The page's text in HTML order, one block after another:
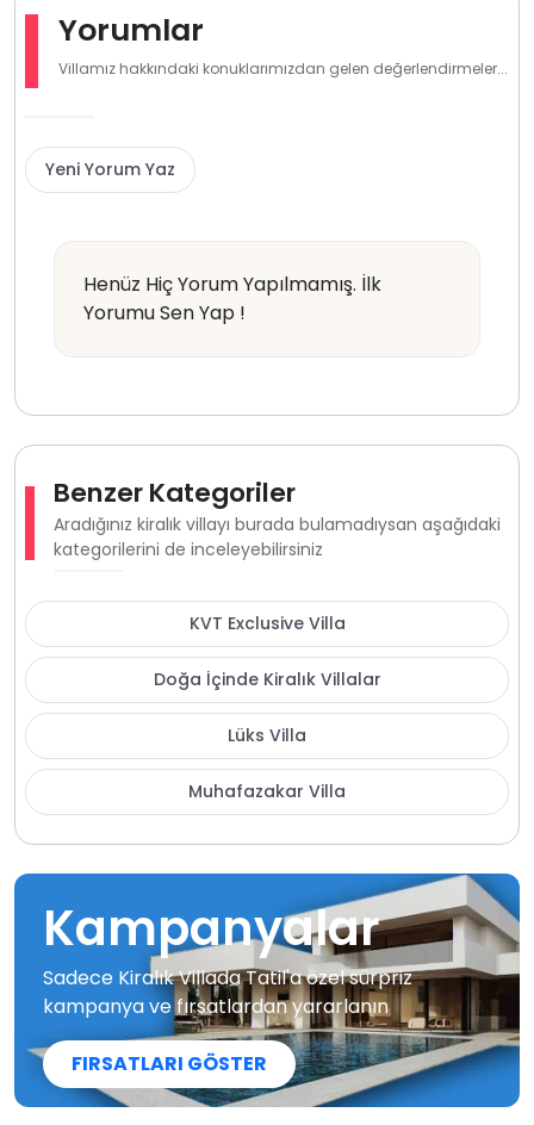
Yorumlar
Villamız hakkındaki konuklarımızdan gelen değerlendirmeler...
Yeni Yorum Yaz
Henüz Hiç Yorum Yapılmamış. İlk
Yorumu Sen Yap !
Benzer Kategoriler
Aradığınız kiralık villayı burada bulamadıysan aşağıdaki
kategorilerini de inceleyebilirsiniz
KVT Exclusive Villa
Doğa İçinde Kiralık Villalar
Lüks Villa
Muhafazakar Villa
Kampanyalar
Sadece Kiralık Villada Tatil'a özel sürpriz
kampanya ve fırsatlardan yararlanın
FIRSATLARI GÖSTER